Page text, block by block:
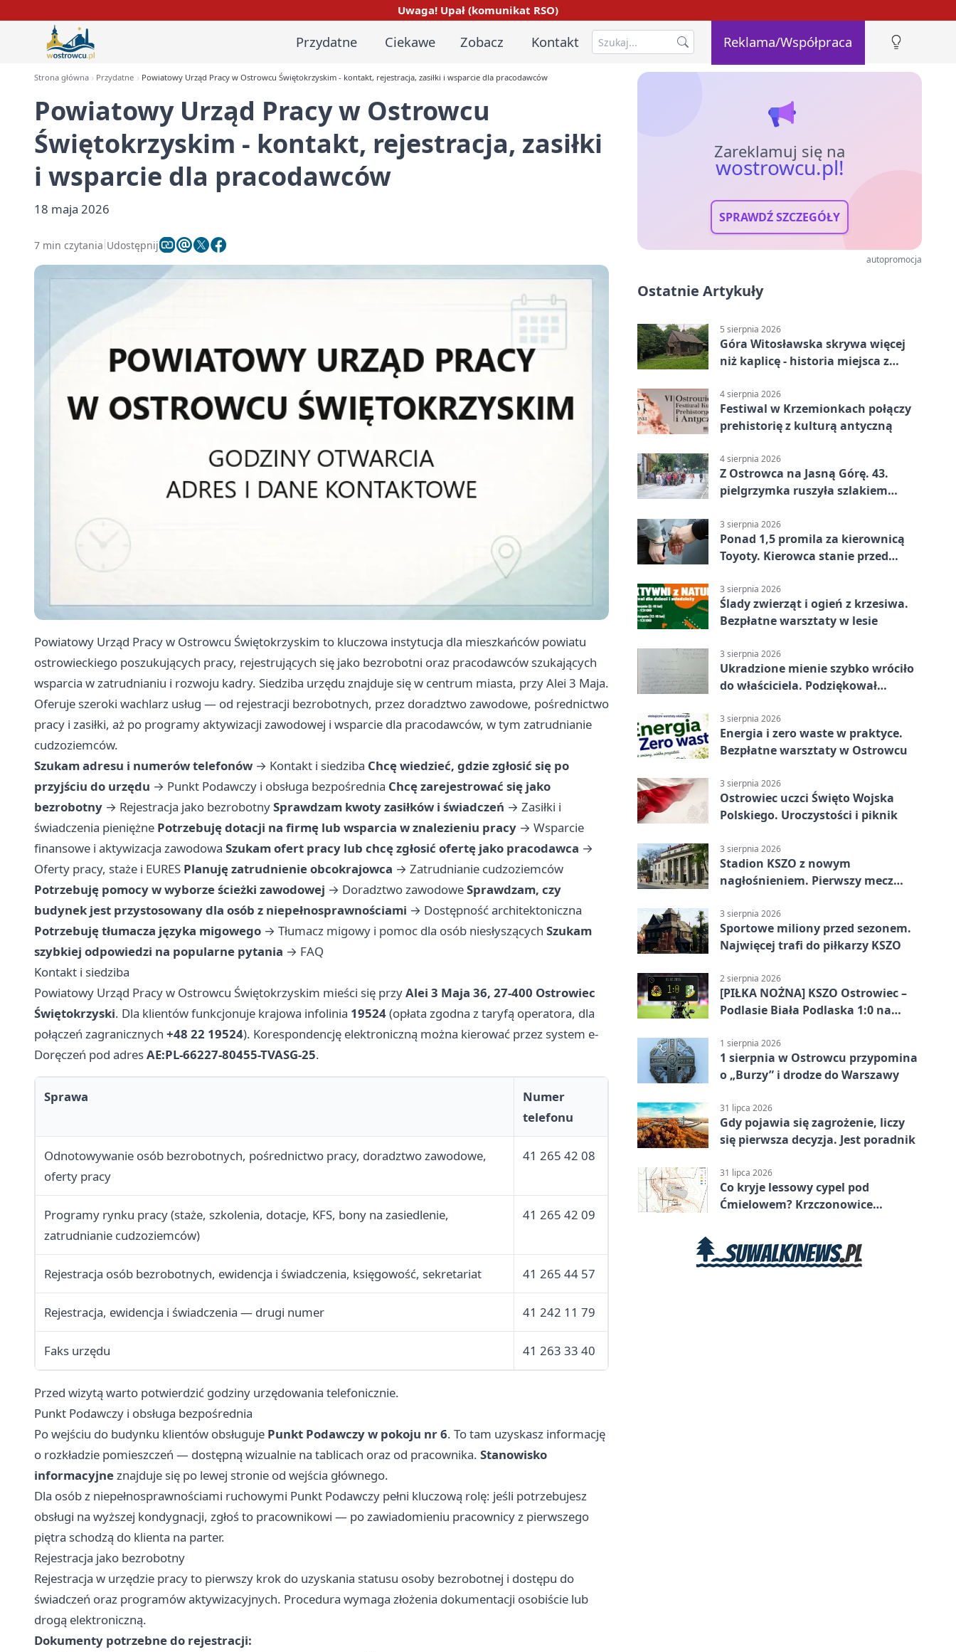
Uwaga! Upał (komunikat RSO)
Przydatne Ciekawe Zobacz Kontakt Reklama/Współpraca
Strona główna Przydatne Powiatowy Urząd Pracy w Ostrowcu Świętokrzyskim - kontakt, rejestracja, zasiłki i wsparcie dla pracodawców
Powiatowy Urząd Pracy w Ostrowcu
Świętokrzyskim - kontakt, rejestracja, zasiłki
i wsparcie dla pracodawców
18 maja 2026
7 min czytania Udostępnij
Powiatowy Urząd Pracy w Ostrowcu Świętokrzyskim to kluczowa instytucja dla mieszkańców powiatu
ostrowieckiego poszukujących pracy, rejestrujących się jako bezrobotni oraz pracodawców szukających
wsparcia w zatrudnianiu i rozwoju kadry. Siedziba urzędu znajduje się w centrum miasta, przy Alei 3 Maja.
Oferuje szeroki wachlarz usług — od rejestracji bezrobotnych, przez doradztwo zawodowe, pośrednictwo
pracy i zasiłki, aż po programy aktywizacji zawodowej i wsparcie dla pracodawców, w tym zatrudnianie
cudzoziemców.
Szukam adresu i numerów telefonów → Kontakt i siedziba Chcę wiedzieć, gdzie zgłosić się po
przyjściu do urzędu → Punkt Podawczy i obsługa bezpośrednia Chcę zarejestrować się jako
bezrobotny → Rejestracja jako bezrobotnySprawdzam kwoty zasiłków i świadczeń → Zasiłki i
świadczenia pieniężne Potrzebuję dotacji na firmę lub wsparcia w znalezieniu pracy → Wsparcie
finansowe i aktywizacja zawodowa Szukam ofert pracy lub chcę zgłosić ofertę jako pracodawca →
Oferty pracy, staże i EURES Planuję zatrudnienie obcokrajowca → Zatrudnianie cudzoziemców
Potrzebuję pomocy w wyborze ścieżki zawodowej → Doradztwo zawodoweSprawdzam, czy
budynek jest przystosowany dla osób z niepełnosprawnościami → Dostępność architektoniczna
Potrzebuję tłumacza języka migowego → Tłumacz migowy i pomoc dla osób niesłyszących Szukam
szybkiej odpowiedzi na popularne pytania → FAQ
Kontakt i siedziba
Powiatowy Urząd Pracy w Ostrowcu Świętokrzyskim mieści się przyAlei 3 Maja 36, 27-400 Ostrowiec
Świętokrzyski. Dla klientów funkcjonuje krajowa infolinia 19524(opłata zgodna z taryfą operatora, dla
połączeń zagranicznych +48 22 19524). Korespondencję elektroniczną można kierować przez system e-
Doręczeń pod adresAE:PL-66227-80455-TVASG-25.
Sprawa
Numer
telefonu
Odnotowywanie osób bezrobotnych, pośrednictwo pracy, doradztwo zawodowe,
oferty pracy
41 265 42 08
Programy rynku pracy (staże, szkolenia, dotacje, KFS, bony na zasiedlenie,
zatrudnianie cudzoziemców)
41 265 42 09
Rejestracja osób bezrobotnych, ewidencja i świadczenia, księgowość, sekretariat 41 265 44 57
Rejestracja, ewidencja i świadczenia — drugi numer 41 242 11 79
Faks urzędu 41 263 33 40
Przed wizytą warto potwierdzić godziny urzędowania telefonicznie.
Punkt Podawczy i obsługa bezpośrednia
Po wejściu do budynku klientów obsługuje Punkt Podawczy w pokoju nr 6. To tam uzyskasz informację
o rozkładzie pomieszczeń — dostępną wizualnie na tablicach oraz od pracownika. Stanowisko
informacyjneznajduje się po lewej stronie od wejścia głównego.
Dla osób z niepełnosprawnościami ruchowymi Punkt Podawczy pełni kluczową rolę: jeśli potrzebujesz
obsługi na wyższej kondygnacji, zgłoś to pracownikowi — po zawiadomieniu pracownicy z pierwszego
piętra schodzą do klienta na parter.
Rejestracja jako bezrobotny
Rejestracja w urzędzie pracy to pierwszy krok do uzyskania statusu osoby bezrobotnej i dostępu do
świadczeń oraz programów aktywizacyjnych. Procedura wymaga złożenia dokumentacji osobiście lub
drogą elektroniczną.
Dokumenty potrzebne do rejestracji:
Zareklamuj się na
wostrowcu.pl!
SPRAWDŹ SZCZEGÓŁY
autopromocja
Ostatnie Artykuły
5 sierpnia 2026
Góra Witosławska skrywa więcej
niż kaplicę - historia miejsca z
4 sierpnia 2026
Festiwal w Krzemionkach połączy
prehistorię z kulturą antyczną
4 sierpnia 2026
Z Ostrowca na Jasną Górę. 43.
pielgrzymka ruszyła szlakiem
3 sierpnia 2026
Ponad 1,5 promila za kierownicą
Toyoty. Kierowca stanie przed
3 sierpnia 2026
Ślady zwierząt i ogień z krzesiwa.
Bezpłatne warsztaty w lesie
3 sierpnia 2026
Ukradzione mienie szybko wróciło
do właściciela. Podziękował
3 sierpnia 2026
Energia i zero waste w praktyce.
Bezpłatne warsztaty w Ostrowcu
3 sierpnia 2026
Ostrowiec uczci Święto Wojska
Polskiego. Uroczystości i piknik
3 sierpnia 2026
Stadion KSZO z nowym
nagłośnieniem. Pierwszy mecz
3 sierpnia 2026
Sportowe miliony przed sezonem.
Najwięcej trafi do piłkarzy KSZO
2 sierpnia 2026
[PIŁKA NOŻNA] KSZO Ostrowiec –
Podlasie Biała Podlaska 1:0 na
(Grupa IV)
1 sierpnia 2026
1 sierpnia w Ostrowcu przypomina
o „Burzy” i drodze do Warszawy
31 lipca 2026
Gdy pojawia się zagrożenie, liczy
się pierwsza decyzja. Jest poradnik
31 lipca 2026
Co kryje lessowy cypel pod
Ćmielowem? Krzczonowice